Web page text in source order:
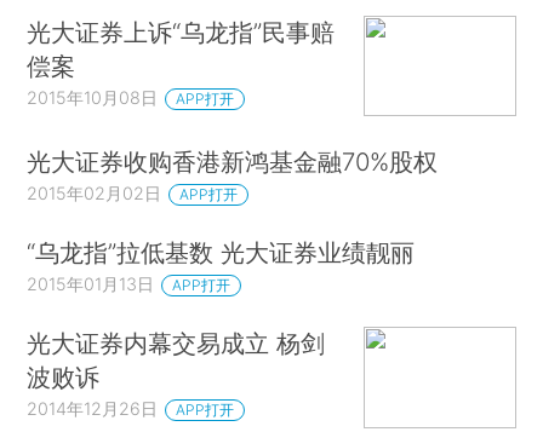
光大证券上诉“乌龙指”民事赔
偿案
2015年10月08日 APP打开
光大证券收购香港新鸿基金融70%股权
2015年02月02日 APP打开
“乌龙指”拉低基数 光大证券业绩靓丽
2015年01月13日 APP打开
光大证券内幕交易成立 杨剑
波败诉
2014年12月26日 APP打开